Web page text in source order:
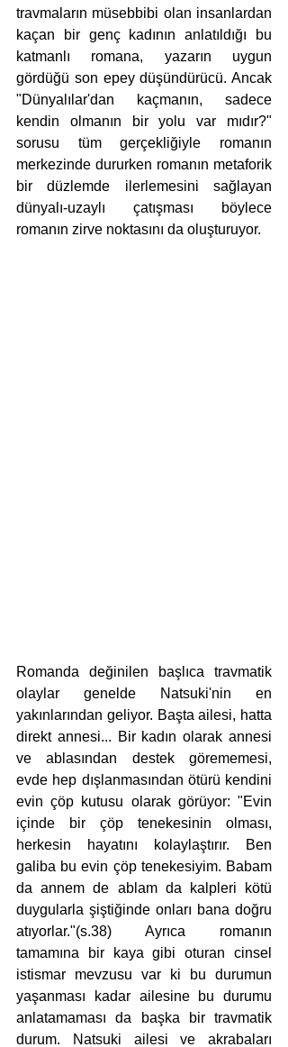
travmaların müsebbibi olan insanlardan
kaçan bir genç kadının anlatıldığı bu
katmanlı romana, yazarın uygun
gördüğü son epey düşündürücü. Ancak
"Dünyalılar'dan kaçmanın, sadece
kendin olmanın bir yolu var mıdır?"
sorusu tüm gerçekliğiyle romanın
merkezinde dururken romanın metaforik
bir düzlemde ilerlemesini sağlayan
dünyalı-uzaylı çatışması böylece
romanın zirve noktasını da oluşturuyor.
Romanda değinilen başlıca travmatik
olaylar genelde Natsuki'nin en
yakınlarından geliyor. Başta ailesi, hatta
direkt annesi... Bir kadın olarak annesi
ve ablasından destek görememesi,
evde hep dışlanmasından ötürü kendini
evin çöp kutusu olarak görüyor: "Evin
içinde bir çöp tenekesinin olması,
herkesin hayatını kolaylaştırır. Ben
galiba bu evin çöp tenekesiyim. Babam
da annem de ablam da kalpleri kötü
duygularla şiştiğinde onları bana doğru
atıyorlar."(s.38) Ayrıca romanın
tamamına bir kaya gibi oturan cinsel
istismar mevzusu var ki bu durumun
yaşanması kadar ailesine bu durumu
anlatamaması da başka bir travmatik
durum. Natsuki ailesi ve akrabaları